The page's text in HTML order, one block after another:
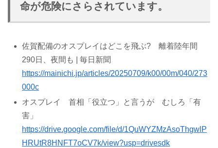
命が危険にさらされています。
佐賀配備のオスプレイはどこを飛ぶ? 離着陸年間
290日、夜間も | 毎日新聞
https://mainichi.jp/articles/20250709/k00/00m/040/273
000c
オスプレイ 首相「役立つ」と言うが むしろ「有
害」
https://drive.google.com/file/d/1QuWYZMzAsoThgwlP
HRUtR8HNFT7oCV7k/view?usp=drivesdk